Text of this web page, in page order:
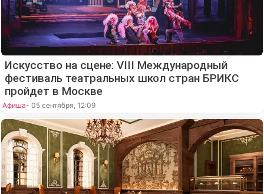
Искусство на сцене: VIII Международный
фестиваль театральных школ стран БРИКС
пройдет в Москве
Афиша- 05 сентября, 12:09